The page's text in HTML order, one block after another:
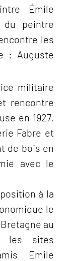
Émile
du peintre
les
: Auguste
militaire
rencontre
en 1927.
Fabre et
de bois en
avec le
à la
le
au
les sites
Emile